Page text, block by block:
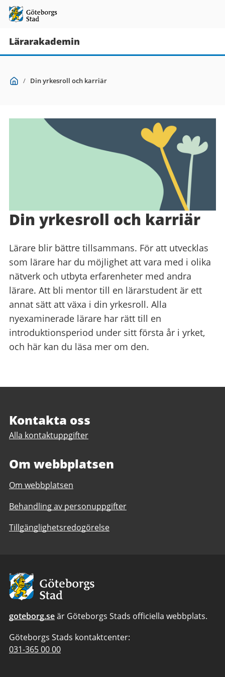
Lärarakademin
Du Start
/ Din yrkesroll och karriär
Din yrkesroll och karriär
Lärare blir bättre tillsammans. För att utvecklas
som lärare har du möjlighet att vara med i olika
nätverk och utbyta erfarenheter med andra
lärare. Att bli mentor till en lärarstudent är ett
annat sätt att växa i din yrkesroll. Alla
nyexaminerade lärare har rätt till en
introduktionsperiod under sitt första år i yrket,
och här kan du läsa mer om den.
Kontakta oss
Alla kontaktuppgifter
Om webbplatsen
Om webbplatsen
Behandling av personuppgifter
Tillgänglighetsredogörelse
Avsändare
goteborg.seär Göteborgs Stads officiella webbplats.
Göteborgs Stads kontaktcenter:
Telefonnummer
031-365 00 00